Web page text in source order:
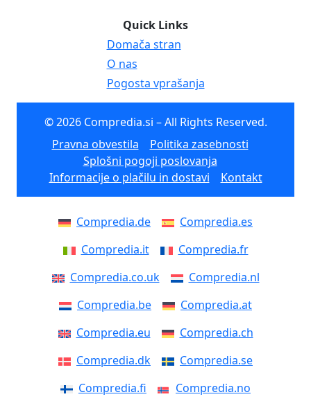
Quick Links
Domača stran
O nas
Pogosta vprašanja
© 2026 Compredia.si – All Rights Reserved.
Pravna obvestila
Politika zasebnosti
Splošni pogoji poslovanja
Informacije o plačilu in dostavi
Kontakt
Compredia.de
Compredia.es
Compredia.it
Compredia.fr
Compredia.co.uk
Compredia.nl
Compredia.be
Compredia.at
Compredia.eu
Compredia.ch
Compredia.dk
Compredia.se
Compredia.fi
Compredia.no